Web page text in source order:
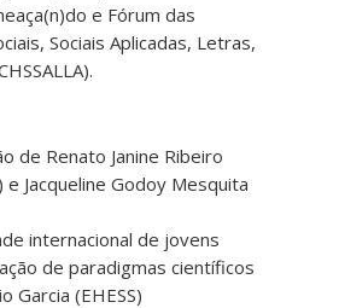
e Fórum das
Sociais Aplicadas, Letras,
de Renato Janine Ribeiro
Jacqueline Godoy Mesquita
internacional de jovens
de paradigmas científicos
Garcia (EHESS)